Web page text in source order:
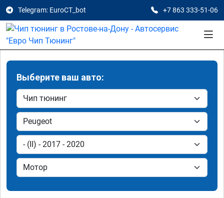
Telegram: EuroCT_bot +7 863 333-51-06
Выберите ваш авто: